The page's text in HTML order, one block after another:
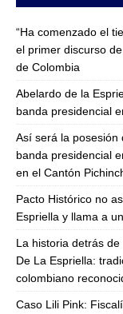
“Ha comenzado el
el primer discurso
de Colombia
Abelardo de la
banda presidencial
Así será la posesión
banda presidencial
en el Cantón
Pacto Histórico no
Espriella y llama a
La historia detrás
De La Espriella:
colombiano
Caso Lili Pink: